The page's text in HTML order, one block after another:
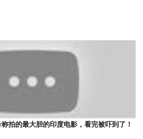
拍的最大胆的印度电影，看完被吓到了！